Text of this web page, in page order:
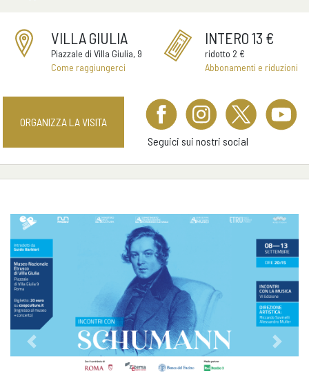
VILLA GIULIA
Piazzale di Villa Giulia, 9
Come raggiungerci
INTERO 13 €
ridotto 2 €
Abbonamenti e riduzioni
ORGANIZZA LA VISITA
Seguici sui nostri social
Previous Next